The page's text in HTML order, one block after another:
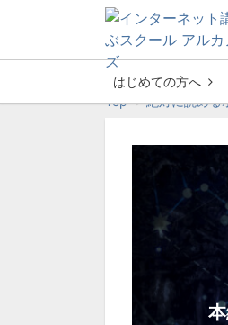
はじめての方へ
Top
絶対に読める